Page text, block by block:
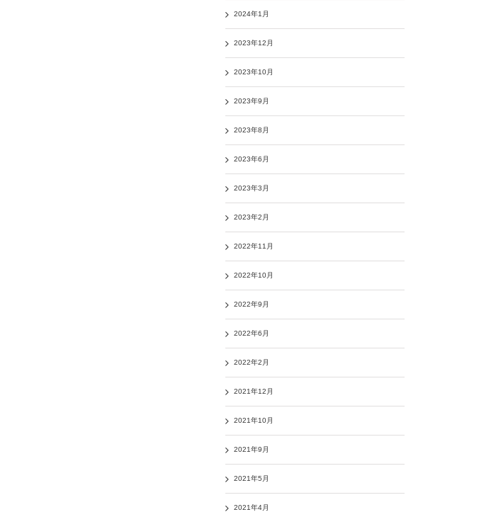
2024年1月
2023年12月
2023年10月
2023年9月
2023年8月
2023年6月
2023年3月
2023年2月
2022年11月
2022年10月
2022年9月
2022年6月
2022年2月
2021年12月
2021年10月
2021年9月
2021年5月
2021年4月